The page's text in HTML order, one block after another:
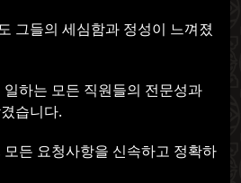
그들의 세심함과 정성이 느껴졌
하는 모든 직원들의 전문성과
습니다.
든 요청사항을 신속하고 정확하